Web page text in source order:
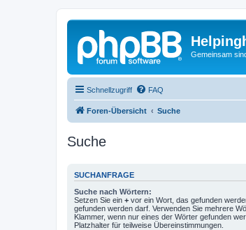
Gemeinsam
Schnellzugriff FAQ
Foren-Übersicht Suche
Suche
SUCHANFRAGE
Suche nach Wörtern:
Setzen Sie ein + vor ein Wort, das gefunden
gefunden werden darf. Verwenden Sie mehrere
Klammer, wenn nur eines der Wörter gefunden
Platzhalter für teilweise Übereinstimmungen.